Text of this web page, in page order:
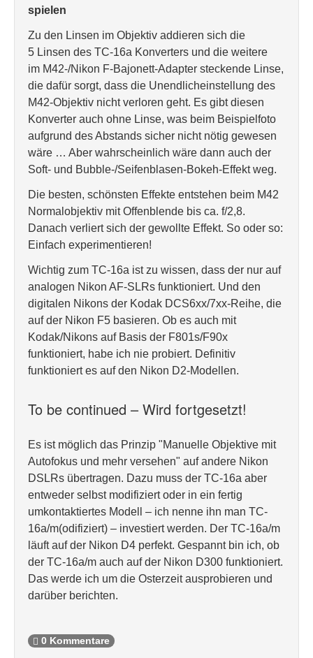
spielen
Zu den Linsen im Objektiv addieren sich die
5 Linsen des TC-16a Konverters und die weitere
im M42-/Nikon F-Bajonett-Adapter steckende Linse,
die dafür sorgt, dass die Unendlicheinstellung des
M42-Objektiv nicht verloren geht. Es gibt diesen
Konverter auch ohne Linse, was beim Beispielfoto
aufgrund des Abstands sicher nicht nötig gewesen
wäre … Aber wahrscheinlich wäre dann auch der
Soft- und Bubble-/Seifenblasen-Bokeh-Effekt weg.
Die besten, schönsten Effekte entstehen beim M42
Normalobjektiv mit Offenblende bis ca. f/2,8.
Danach verliert sich der gewollte Effekt. So oder so:
Einfach experimentieren!
Wichtig zum TC-16a ist zu wissen, dass der nur auf
analogen Nikon AF-SLRs funktioniert. Und den
digitalen Nikons der Kodak DCS6xx/7xx-Reihe, die
auf der Nikon F5 basieren. Ob es auch mit
Kodak/Nikons auf Basis der F801s/F90x
funktioniert, habe ich nie probiert. Definitiv
funktioniert es auf den Nikon D2-Modellen.
To be continued – Wird fortgesetzt!
Es ist möglich das Prinzip "Manuelle Objektive mit
Autofokus und mehr versehen" auf andere Nikon
DSLRs übertragen. Dazu muss der TC-16a aber
entweder selbst modifiziert oder in ein fertig
umkontaktiertes Modell – ich nenne ihn man TC-
16a/m(odifiziert) – investiert werden. Der TC-16a/m
läuft auf der Nikon D4 perfekt. Gespannt bin ich, ob
der TC-16a/m auch auf der Nikon D300 funktioniert.
Das werde ich um die Osterzeit ausprobieren und
darüber berichten.
0 Kommentare